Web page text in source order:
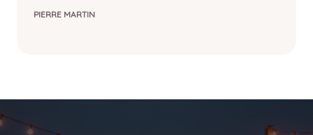
PIERRE MARTIN